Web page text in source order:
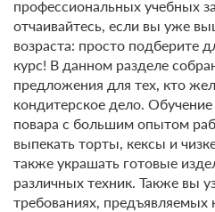
профессиональных учебных
отчаивайтесь, если вы уже
возраста: просто подберите
курс! В данном разделе
предложения для тех, кто
кондитерское дело.
повара с большим опытом
выпекать торты, кексы и
также украшать готовые
различных техник. Также вы
требованиях, предъявляемых